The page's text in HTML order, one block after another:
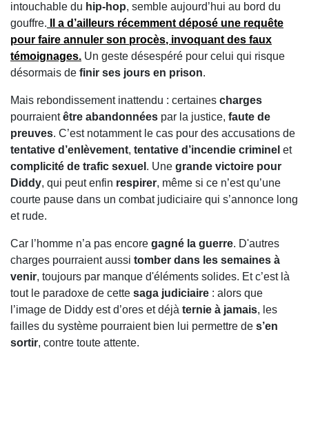
intouchable du hip-hop, semble aujourd’hui au bord du
gouffre. Il a d’ailleurs récemment déposé une requête
pour faire annuler son procès, invoquant des faux
témoignages. Un geste désespéré pour celui qui risque
désormais de finir ses jours en prison.
Mais rebondissement inattendu : certaines charges
pourraientêtre abandonnées par la justice, faute de
preuves. C’est notamment le cas pour des accusations de
tentative d’enlèvement, tentative d’incendie criminel et
complicité de trafic sexuel . Une grande victoire pour
Diddy, qui peut enfin respirer, même si ce n’est qu’une
courte pause dans un combat judiciaire qui s’annonce long
et rude.
Car l’homme n’a pas encore gagné la guerre. D'autres
charges pourraient aussi tomber dans les semaines à
venir, toujours par manque d'éléments solides. Et c’est là
tout le paradoxe de cette saga judiciaire : alors que
l’image de Diddy est d’ores et déjà ternie à jamais, les
failles du système pourraient bien lui permettre de s’en
sortir, contre toute attente.